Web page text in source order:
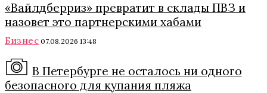
«Вайлдберриз» превратит в склады ПВЗ и
назовет это партнерскими хабами
Бизнес 07.08.2026 13:48
В Петербурге не осталось ни одного
безопасного для купания пляжа